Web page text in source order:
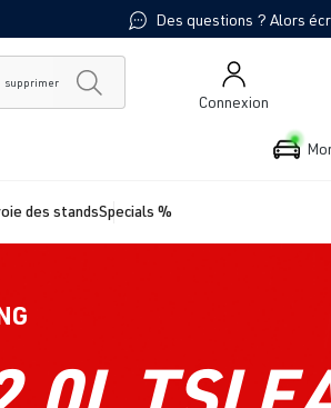
Des questions ? Alors
supprimer
Connexion
des standsSpecials %